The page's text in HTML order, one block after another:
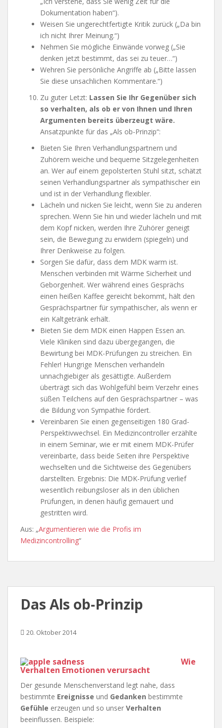
Dokumentation haben“).
Weisen Sie ungerechtfertigte Kritik zurück („Da bin
ich nicht Ihrer Meinung.“)
Nehmen Sie mögliche Einwände vorweg („Sie
denken jetzt bestimmt, das sei zu teuer…“)
Wehren Sie persönliche Angriffe ab („Bitte lassen
Sie diese unsachlichen Kommentare.“)
Zu guter Letzt: Lassen Sie Ihr Gegenüber sich
so verhalten, als ob er von Ihnen und Ihren
Argumenten bereits überzeugt wäre.
Ansatzpunkte für das „Als ob-Prinzip“:
Bieten Sie Ihren Verhandlungspartnern und
Zuhörern weiche und bequeme Sitzgelegenheiten
an. Wer auf einem gepolsterten Stuhl sitzt, schätzt
seinen Verhandlungspartner als sympathischer ein
und ist in der Verhandlung flexibler.
Lächeln und nicken Sie leicht, wenn Sie zu anderen
sprechen. Wenn Sie hin und wieder lächeln und mit
dem Kopf nicken, werden Ihre Zuhörer geneigt
sein, die Bewegung zu erwidern (spiegeln) und
Ihrer Denkweise zu folgen.
Sorgen Sie dafür, dass dem MDK warm ist.
Menschen verbinden mit Wärme Sicherheit und
Geborgenheit. Wer während eines Gesprächs
einen heißen Kaffee gereicht bekommt, hält den
Gesprächspartner für sympathischer, als wenn er
ein Kaltgetränk erhält.
Bieten Sie dem MDK einen Happen Essen an.
Viele Kliniken sind dazu übergegangen, die
Bewirtung bei MDK-Prüfungen zu streichen. Ein
Fehler! Hungrige Menschen verhandeln
unnachgiebiger als gesättigte. Außerdem
überträgt sich das Wohlgefühl beim Verzehr eines
süßen Teilchens auf den Gesprächspartner – was
die Bildung von Sympathie fördert.
Vereinbaren Sie einen gegenseitigen 180 Grad-
Perspektivwechsel. Ein Medizincontroller erzählte
in einem Seminar, wie er mit einem MDK-Prüfer
vereinbarte, dass beide Seiten ihre Perspektive
wechselten und die Sichtweise des Gegenübers
darstellten. Ergebnis: Die MDK-Prüfung verlief
wesentlich reibungsloser als in den üblichen
Prüfungen, in denen häufig gemauert und
gestritten wird.
Aus: „Argumentieren wie die Profis im
Medizincontrolling“
Das Als ob-Prinzip
20. Oktober 2014
Wie
Verhalten Emotionen verursacht
Der gesunde Menschenverstand legt nahe, dass
bestimmte Ereignisse und Gedanken bestimmte
Gefühle erzeugen und so unser Verhalten
beeinflussen. Beispiele: